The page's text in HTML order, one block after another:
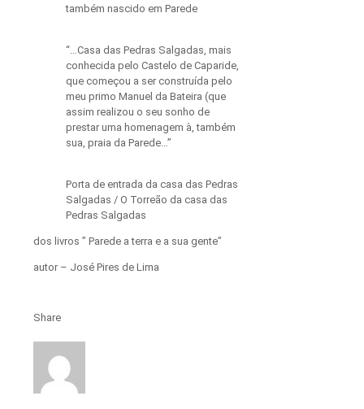
também nascido em Parede
“…Casa das Pedras Salgadas, mais
conhecida pelo Castelo de Caparide,
que começou a ser construída pelo
meu primo Manuel da Bateira (que
assim realizou o seu sonho de
prestar uma homenagem à, também
sua, praia da Parede…”
Porta de entrada da casa das Pedras
Salgadas / O Torreão da casa das
Pedras Salgadas
dos livros ” Parede a terra e a sua gente”
autor – José Pires de Lima
Share